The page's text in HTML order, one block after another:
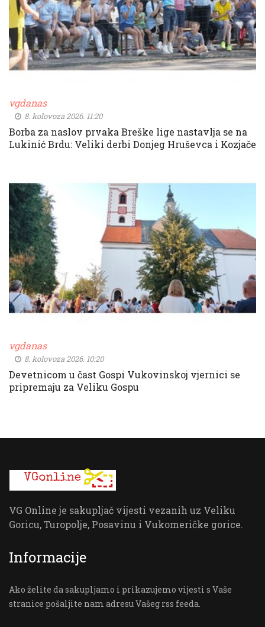
vgdanas
8. kolovoza 2026. 11:20
Borba za naslov prvaka Breške lige nastavlja se na
Lukinić Brdu: Veliki derbi Donjeg Hruševca i Kozjače
vgdanas
8. kolovoza 2026. 10:20
Devetnicom u čast Gospi Vukovinskoj vjernici se
pripremaju za Veliku Gospu
VG Online je sakupljač vijesti vezanih uz Veliku
Goricu, Turopolje, Posavinu i Vukomeričke gorice.
Informacije
Ako želite da sakupljamo i prikazujemo vijesti s Vaše
stranice pošaljite nam adresu Vašeg rss feeda.